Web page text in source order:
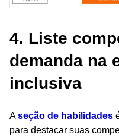
4. Liste
demanda na
inclusiva
Aseção de habilidades
para destacar suas